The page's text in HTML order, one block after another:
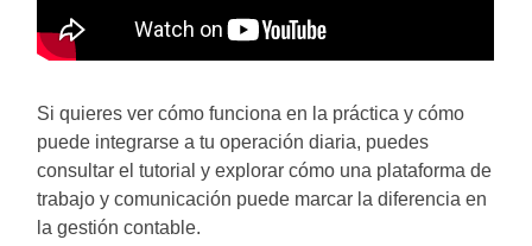
Si quieres ver cómo funciona en la práctica y cómo
puede integrarse a tu operación diaria, puedes
consultar el tutorial y explorar cómo una plataforma de
trabajo y comunicación puede marcar la diferencia en
la gestión contable.